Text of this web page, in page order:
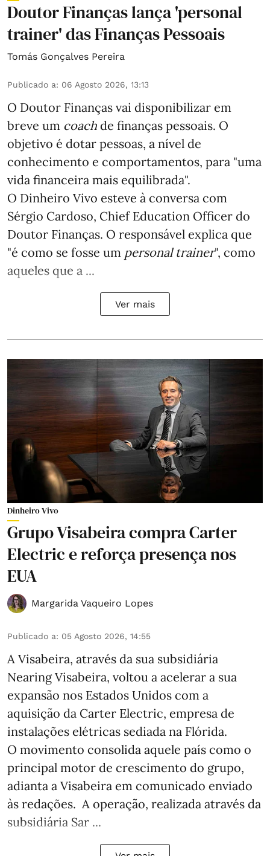
Doutor Finanças lança 'personal
trainer' das Finanças Pessoais
Tomás Gonçalves Pereira
Publicado a: 06 Agosto 2026, 13:13
O Doutor Finanças vai disponibilizar em
breve um coach de finanças pessoais. O
objetivo é dotar pessoas, a nível de
conhecimento e comportamentos, para "uma
vida financeira mais equilibrada".
O Dinheiro Vivo esteve à conversa com
Sérgio Cardoso, Chief Education Officer do
Doutor Finanças. O responsável explica que
"é como se fosse um personal trainer", como
aqueles que a ...
Ver mais
Dinheiro Vivo
Grupo Visabeira compra Carter
Electric e reforça presença nos
EUA
Margarida Vaqueiro Lopes
Publicado a: 05 Agosto 2026, 14:55
A Visabeira, através da sua subsidiária
Nearing Visabeira, voltou a acelerar a sua
expansão nos Estados Unidos com a
aquisição da Carter Electric, empresa de
instalações elétricas sediada na Flórida.
O movimento consolida aquele país como o
principal motor de crescimento do grupo,
adianta a Visabeira em comunicado enviado
às redações. A operação, realizada através da
subsidiária Sar ...